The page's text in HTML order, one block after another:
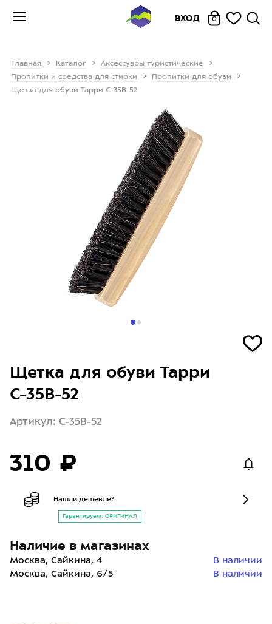
ВХОД 0
Главная Каталог
Аксессуары туристические
Пропитки и средства для стирки
Пропитки для обуви
Щетка для обуви Тарри С-35В-52
Щетка для обуви Тарри
С-35В-52
Артикул: С-35В-52
310 ₽
Нашли дешевле?
Гарантируем: ОРИГИНАЛ
Наличие в магазинах
Москва, Сайкина, 4
В наличии
Москва, Сайкина, 6/5
В наличии